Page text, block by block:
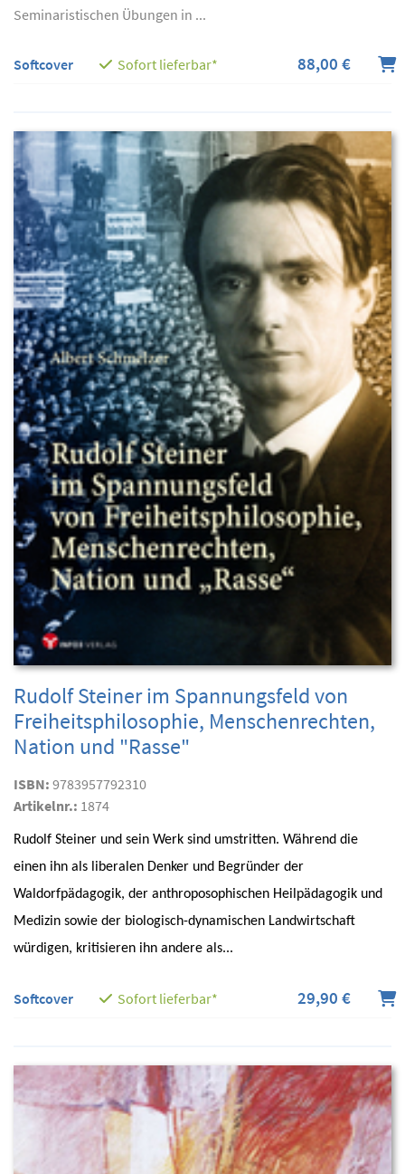
Seminaristischen Übungen in ...
Softcover Sofort lieferbar* 88,00 €
Rudolf Steiner im Spannungsfeld von
Freiheitsphilosophie, Menschenrechten,
Nation und "Rasse"
ISBN: 9783957792310
Artikelnr.: 1874
Rudolf Steiner und sein Werk sind umstritten. Während die
einen ihn als liberalen Denker und Begründer der
Waldorfpädagogik, der anthroposophischen Heilpädagogik und
Medizin sowie der biologisch-dynamischen Landwirtschaft
würdigen, kritisieren ihn andere als...
Softcover Sofort lieferbar* 29,90 €